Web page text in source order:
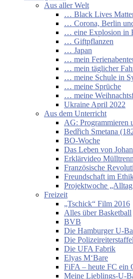
Aus aller Welt
… Black Lives
… Corona, Berlin
… eine Explosion in
… Giftpflanzen
… Japan
… mein
… mein täglicher
… meine Schule in
… meine Sprüche
… meine
Ukraine April 2022
Aus dem Unterricht
AG: Programmieren
Bedřich Smetana
BO-Woche
Das Leben von
Erklärvideo
Französische
Freundschaft im
Projektwoche
Freizeit
„Tschick“ Film 2016
Alles über Basketball
BVB
Die Hamburger U-
Die Polizeireiterstaffel
Die UFA Fabrik
Elyas M‘Bare
FiFA – heute FC ein
Meine Lieblings-U-